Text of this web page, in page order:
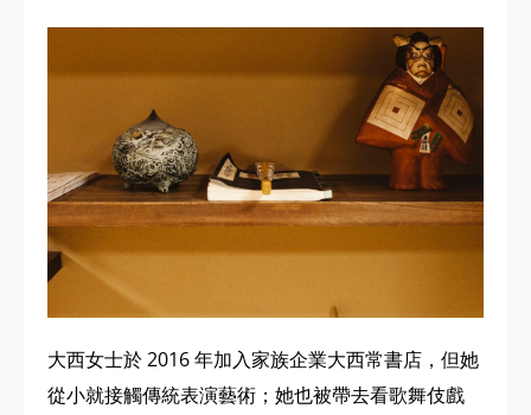
大西女士於 2016 年加入家族企業大西常書店，但她
從小就接觸傳統表演藝術；她也被帶去看歌舞伎戲